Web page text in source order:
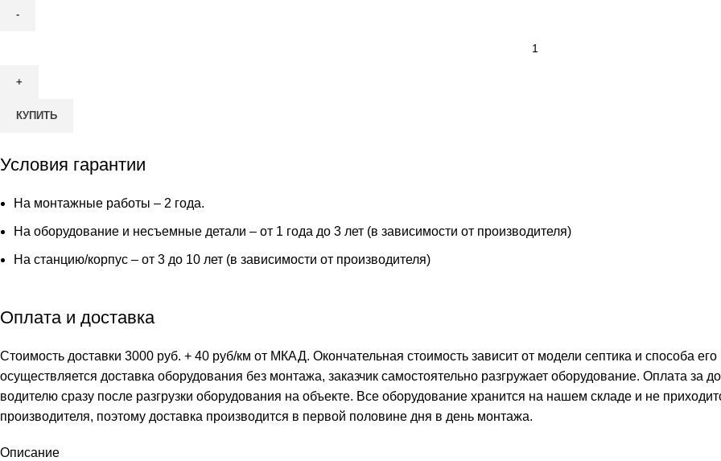
Септик
Профи
пр
КУПИТЬ
Условия гарантии
На монтажные работы – 2 года.
На оборудование и несъемные детали – от 1 года до 3 лет (в зависимости от производителя)
На станцию/корпус – от 3 до 10 лет (в зависимости от производителя)
Оплата и доставка
Стоимость доставки 3000 руб. + 40 руб/км от МКАД. Окончательная стоимость зависит от модели септика и способа
осуществляется доставка оборудования без монтажа, заказчик самостоятельно разгружает оборудование. Оплата за
водителю сразу после разгрузки оборудования на объекте. Все оборудование хранится на нашем складе и не
производителя, поэтому доставка производится в первой половине дня в день монтажа.
Описание